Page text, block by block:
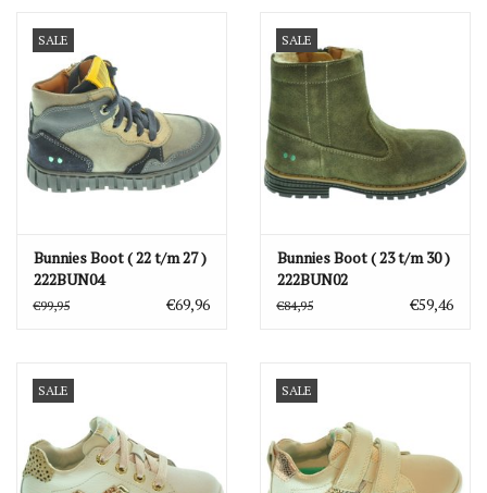
SALE
Bunnies Boot ( 22 t/m 27 )
222BUN04
€99,95 €69,96
SALE
Bunnies Boot ( 23 t/m 30 )
222BUN02
€84,95 €59,46
SALE SALE